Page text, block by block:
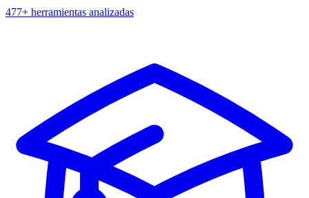
477+ herramientas analizadas